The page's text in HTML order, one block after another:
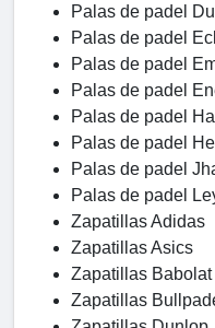
Palas de padel
Palas de padel
Palas de padel
Palas de padel
Palas de padel
Palas de padel
Palas de padel
Palas de padel
Zapatillas Adidas
Zapatillas Asics
Zapatillas Babolat
Zapatillas